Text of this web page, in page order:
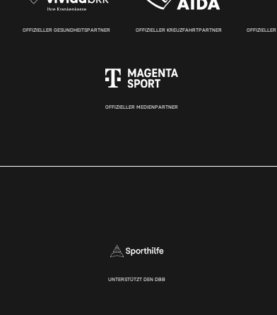
OFFIZIELLER GESUNDHEITSPARTNER OFFIZIELLER KREUZFAHRTPARTNER
OFFIZIELLER MEDIENPARTNER
UNTERSTÜTZT DEN DBB